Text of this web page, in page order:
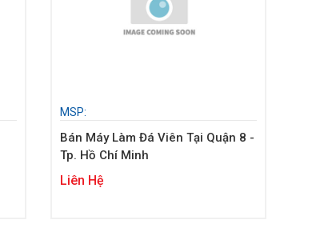
MSP:
Bán Máy Làm Đá Viên Tại Quận 8 -
Tp. Hồ Chí Minh
Liên Hệ